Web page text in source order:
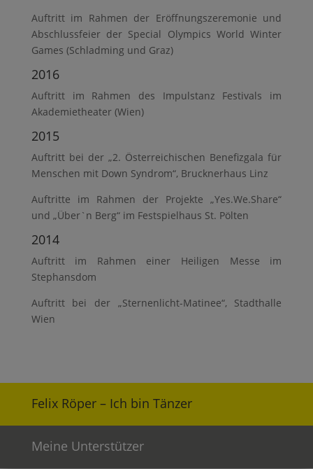
Auftritt im Rahmen der Eröffnungszeremonie und
Abschlussfeier der Special Olympics World Winter
Games (Schladming und Graz)
2016
Auftritt im Rahmen des Impulstanz Festivals im
Akademietheater (Wien)
2015
Auftritt bei der „2. Österreichischen Benefizgala für
Menschen mit Down Syndrom“, Brucknerhaus Linz
Auftritte im Rahmen der Projekte „Yes.We.Share“
und „Über`n Berg“ im Festspielhaus St. Pölten
2014
Auftritt im Rahmen einer Heiligen Messe im
Stephansdom
Auftritt bei der „Sternenlicht-Matinee“, Stadthalle
Wien
Felix Röper – Ich bin Tänzer
Meine Unterstützer